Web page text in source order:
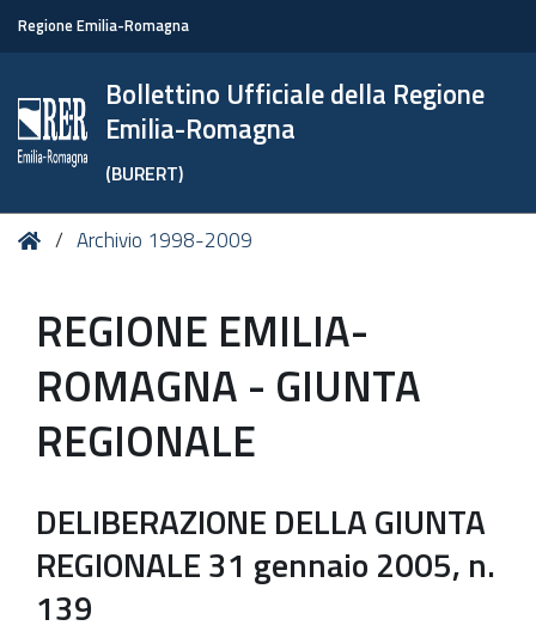
Regione Emilia-Romagna
Bollettino Ufficiale della Regione
Emilia-Romagna
(BURERT)
Tu HomeArchivio 1998-2009
REGIONE EMILIA-
ROMAGNA - GIUNTA
REGIONALE
DELIBERAZIONE DELLA GIUNTA
REGIONALE 31 gennaio 2005, n.
139